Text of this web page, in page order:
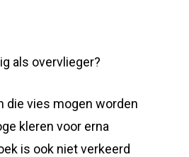
als overvlieger?
die vies mogen worden
kleren voor erna
is ook niet verkeerd